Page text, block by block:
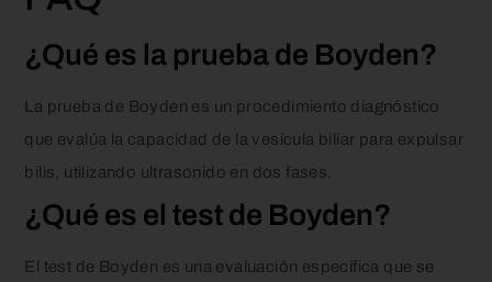
¿Qué es la prueba de Boyden?
La prueba de Boyden es un procedimiento diagnóstico
que evalúa la capacidad de la vesícula biliar para expulsar
bilis, utilizando ultrasonido en dos fases.
¿Qué es el test de Boyden?
El test de Boyden es una evaluación específica que se